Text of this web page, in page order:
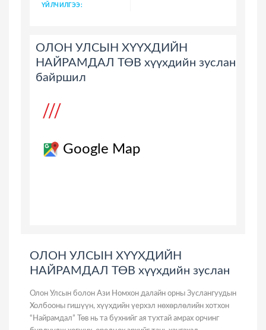
ҮЙЛЧИЛГЭЭ:
ОЛОН УЛСЫН ХҮҮХДИЙН
НАЙРАМДАЛ ТӨВ хүүхдийн зуслан
байршил
Google Map
ОЛОН УЛСЫН ХҮҮХДИЙН
НАЙРАМДАЛ ТӨВ хүүхдийн зуслан
Олон Улсын болон Ази Номхон далайн орны Зуслангуудын
Холбооны гишүүн, хүүхдийн үерхэл нөхөрлөлийн хотхон
“Найрамдал” Төв нь та бүхнийг ая тухтай амрах орчинг